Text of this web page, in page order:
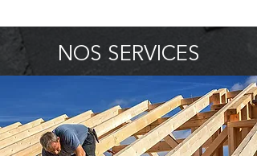
NOS SERVICES